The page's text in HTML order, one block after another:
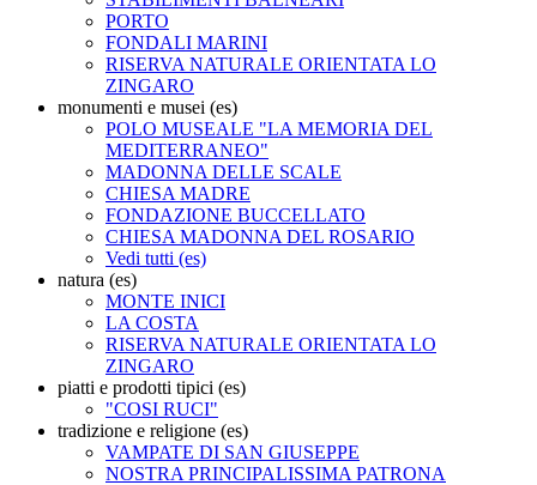
PORTO
FONDALI MARINI
RISERVA NATURALE ORIENTATA LO
ZINGARO
monumenti e musei (es)
POLO MUSEALE "LA MEMORIA DEL
MEDITERRANEO"
MADONNA DELLE SCALE
CHIESA MADRE
FONDAZIONE BUCCELLATO
CHIESA MADONNA DEL ROSARIO
Vedi tutti (es)
natura (es)
MONTE INICI
LA COSTA
RISERVA NATURALE ORIENTATA LO
ZINGARO
piatti e prodotti tipici (es)
"COSI RUCI"
tradizione e religione (es)
VAMPATE DI SAN GIUSEPPE
NOSTRA PRINCIPALISSIMA PATRONA